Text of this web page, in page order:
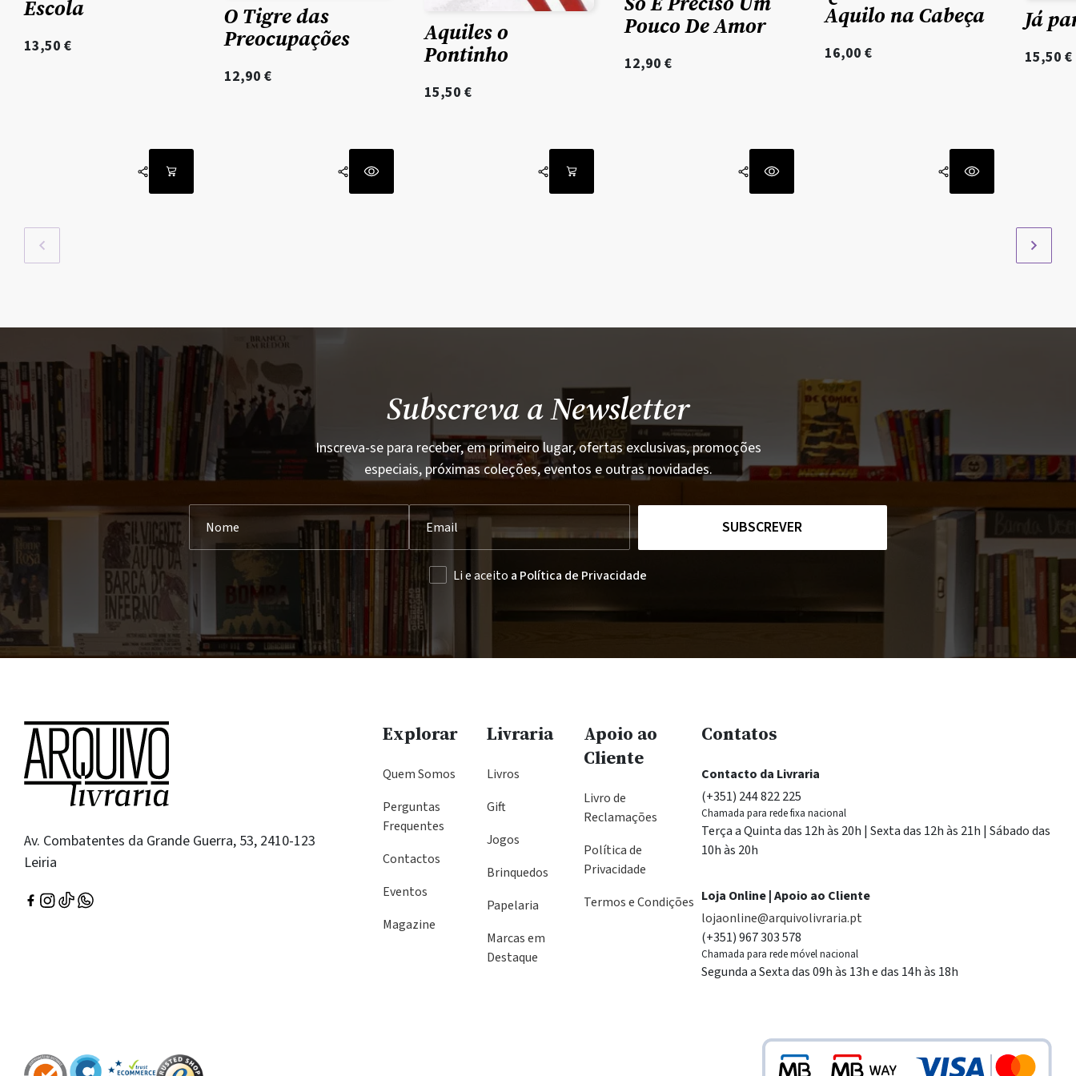
Escola
13,50 €
O Tigre das
Preocupações
12,90 €
Aquiles o
Pontinho
15,50 €
Pouco De Amor
12,90 €
Aquilo na Cabeça
16,00 €
Já
15,50 €
Subscreva a Newsletter
Inscreva-se para receber, em primeiro lugar, ofertas exclusivas, promoções
especiais, próximas coleções, eventos e outras novidades.
SUBSCREVER
Li e aceito a Política de Privacidade
Av. Combatentes da Grande Guerra, 53, 2410-123
Leiria
Explorar
Quem Somos
Perguntas
Frequentes
Contactos
Eventos
Magazine
Livraria
Livros
Gift
Jogos
Brinquedos
Papelaria
Marcas em
Destaque
Apoio ao
Cliente
Livro de
Reclamações
Política de
Privacidade
Termos e Condições
Contatos
Contacto da Livraria
(+351) 244 822 225
Chamada para rede fixa nacional
Terça a Quinta das 12h às 20h | Sexta das 12h às 21h | Sábado das
10h às 20h
Loja Online | Apoio ao Cliente
lojaonline@arquivolivraria.pt
(+351) 967 303 578
Chamada para rede móvel nacional
Segunda a Sexta das 09h às 13h e das 14h às 18h